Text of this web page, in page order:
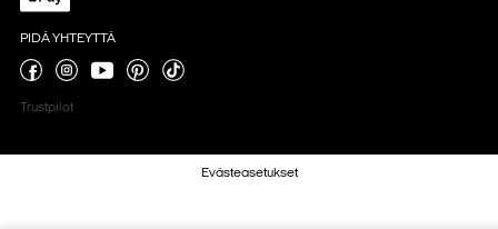
PIDÄ YHTEYTTÄ
Trustpilot
Evästeasetukset